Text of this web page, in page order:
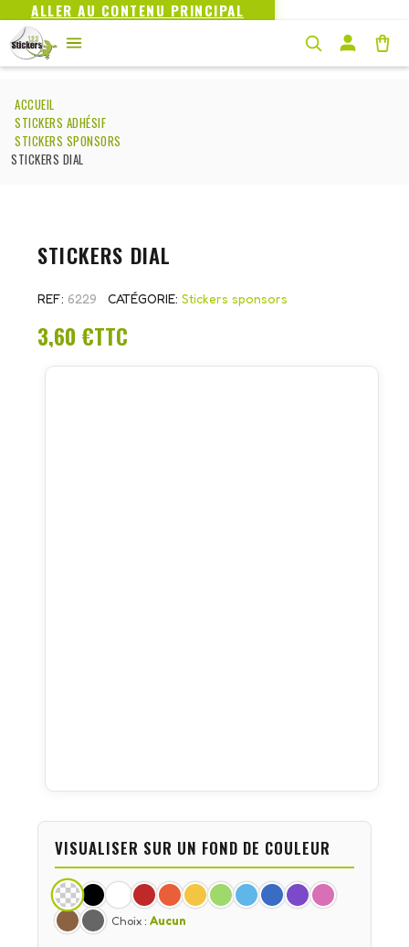
ALLER AU CONTENU PRINCIPAL
ACCUEIL
STICKERS ADHÉSIF
STICKERS SPONSORS
STICKERS DIAL
STICKERS DIAL
REF 6229 CATÉGORIE Stickers sponsors
3,60 €TTC
VISUALISER SUR UN FOND DE COULEUR
Choix : Aucun